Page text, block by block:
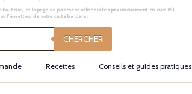
et la page de paiement affichera les prix uniquement en euro (€).
l’émetteur de votre carte bancaire.
CHERCHER
Recettes Conseils et guides pratiques